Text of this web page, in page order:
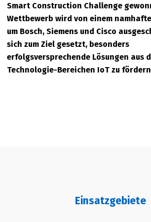
Smart Construction Challenge
Wettbewerb wird von einem
um Bosch, Siemens und Cisco
sich zum Ziel gesetzt, besonders
erfolgsversprechende Lösungen aus
Technologie-Bereichen IoT zu
Einsatzgebiete